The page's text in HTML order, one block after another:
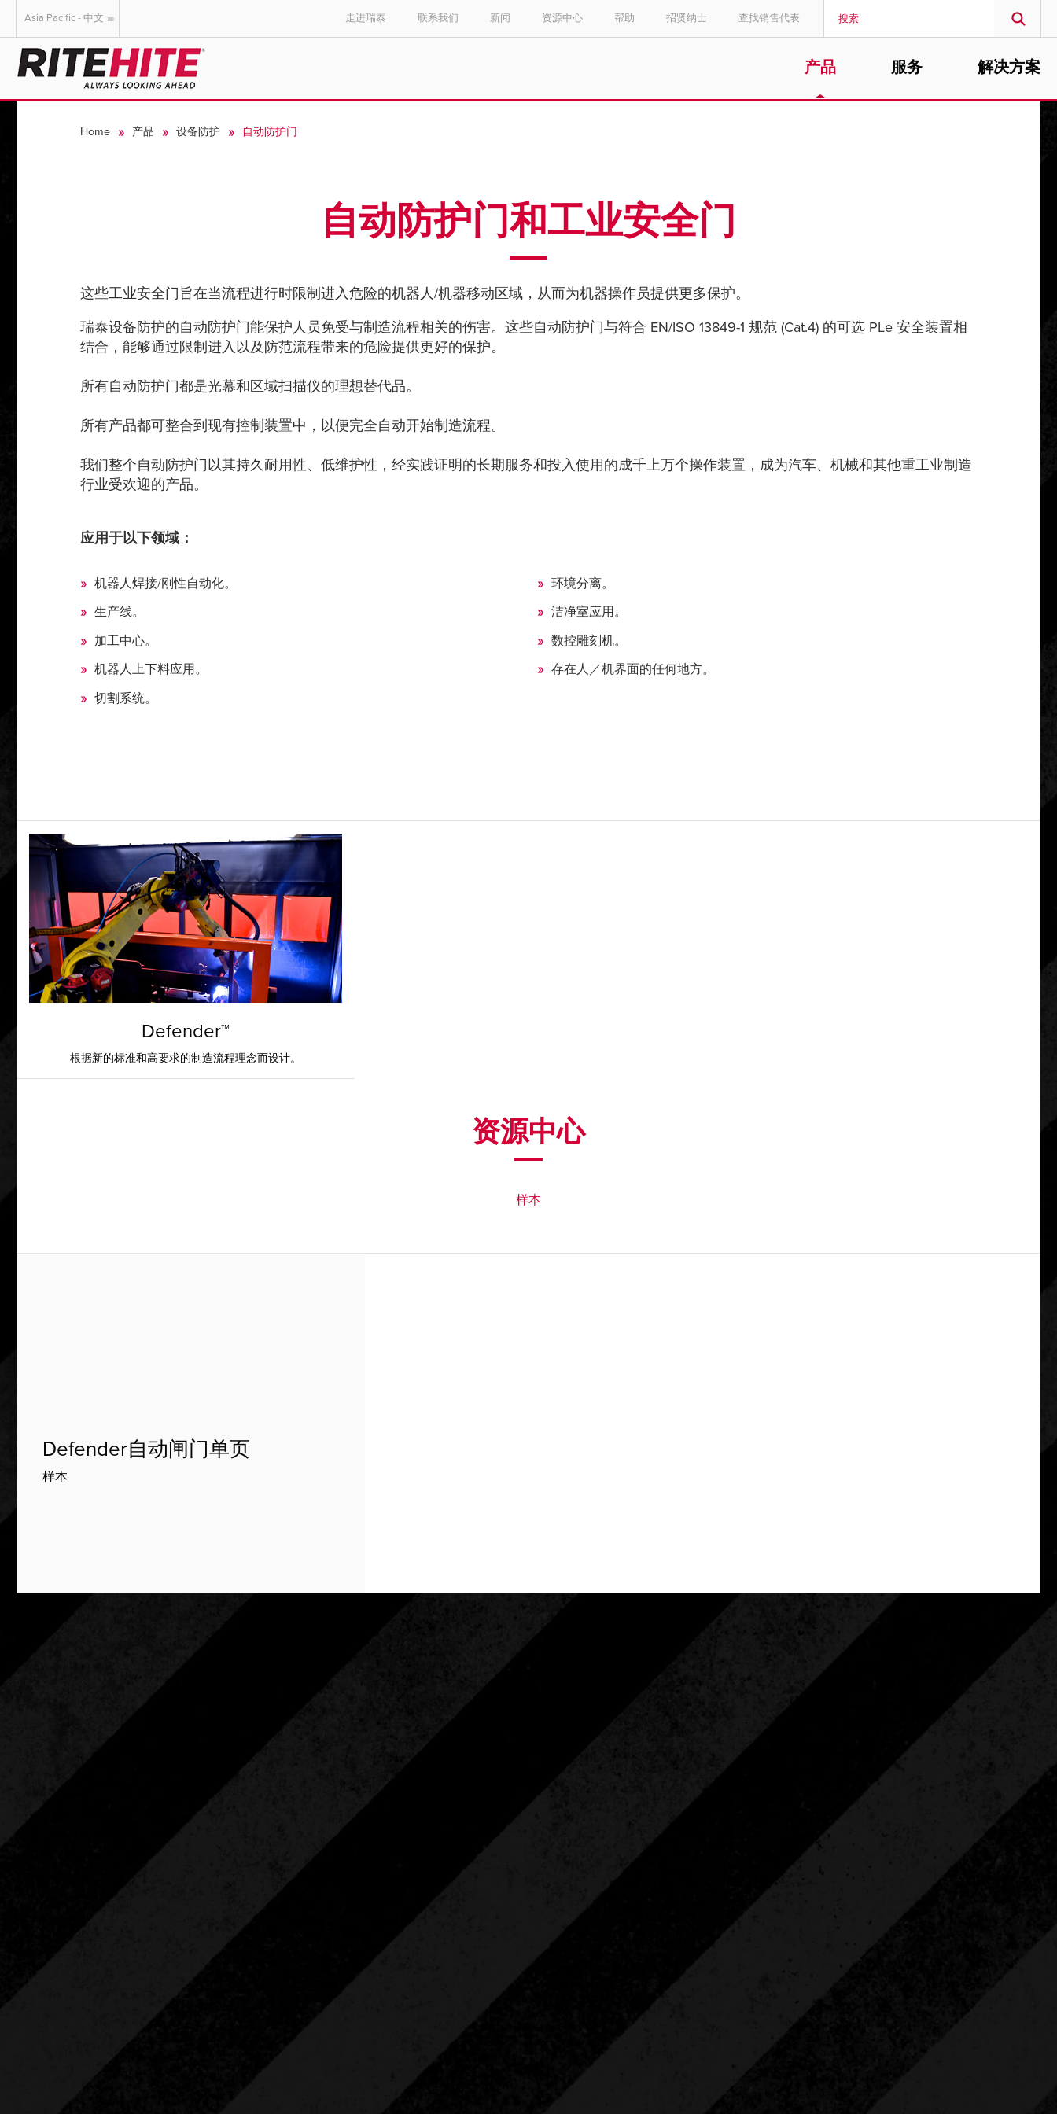
AMERICAS
English
English
Deutsch
English
MIDDLE EAST/AFRICA
English
Asia Pacific - 中文 走进瑞泰 联系我们 新闻 资源中心 帮助 招贤纳士 查找销售代表
产品 服务 解决方案
Home 产品 设备防护 自动防护门
自动防护门和工业安全门
这些工业安全门旨在当流程进行时限制进入危险的机器人/机器移动区域，从而为机器操作员提供更多保护。
瑞泰设备防护的自动防护门能保护人员免受与制造流程相关的伤害。这些自动防护门与符合 EN/ISO 13849-1 规范 (Cat.4) 的可选 PLe 安全装置相
结合，能够通过限制进入以及防范流程带来的危险提供更好的保护。
所有自动防护门都是光幕和区域扫描仪的理想替代品。
所有产品都可整合到现有控制装置中，以便完全自动开始制造流程。
我们整个自动防护门以其持久耐用性、低维护性，经实践证明的长期服务和投入使用的成千上万个操作装置，成为汽车、机械和其他重工业制造
行业受欢迎的产品。
应用于以下领域：
机器人焊接/刚性自动化。
生产线。
加工中心。
机器人上下料应用。
切割系统。
环境分离。
洁净室应用。
数控雕刻机。
存在人／机界面的任何地方。
Defender™
根据新的标准和高要求的制造流程理念而设计。
资源中心
样本
Defender自动闸门单页
样本